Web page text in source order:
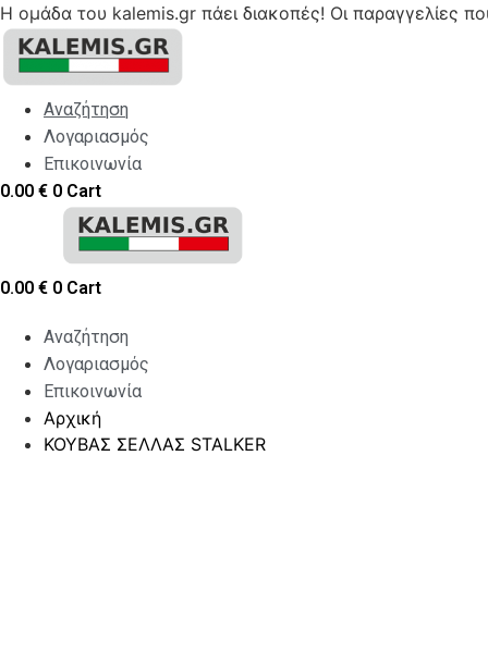
Η ομάδα του kalemis.gr πάει διακοπές! Οι παραγγελίες
Skip
content
Αναζήτηση
Λογαριασμός
Επικοινωνία
0.00 € 0 Cart
0.00 € 0 Cart
Αναζήτηση
Λογαριασμός
Επικοινωνία
Αρχική
ΚΟΥΒΑΣ ΣΕΛΛΑΣ STALKER